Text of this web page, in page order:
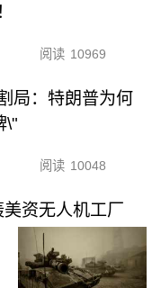
阅读 10969
局：特朗普为何
\"
阅读 10048
资无人机工厂